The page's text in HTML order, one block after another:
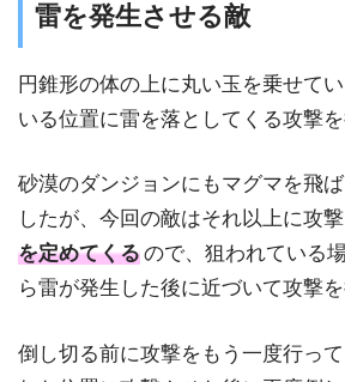
雷を発生させる敵
円錐形の体の上に丸い玉を乗せて
いる位置に雷を落としてくる攻撃を
砂漠のダンジョンにもマグマを飛
したが、今回の敵はそれ以上に攻撃
を定めてくるので、狙われている
ら雷が発生した後に近づいて攻撃を
倒し切る前に攻撃をもう一度行っ